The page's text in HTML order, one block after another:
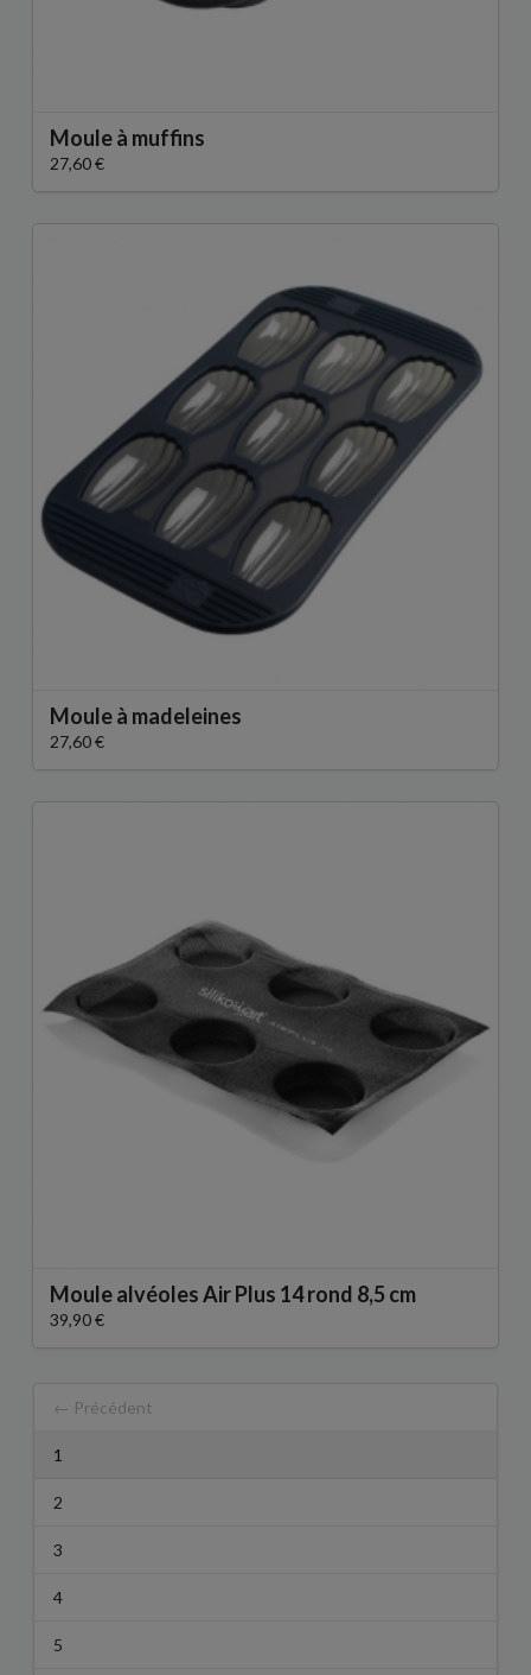
Moule à muffins
27,60 €
Moule à madeleines
27,60 €
Moule alvéoles Air Plus 14 rond 8,5 cm
39,90 €
← Précédent
1
2
3
4
5